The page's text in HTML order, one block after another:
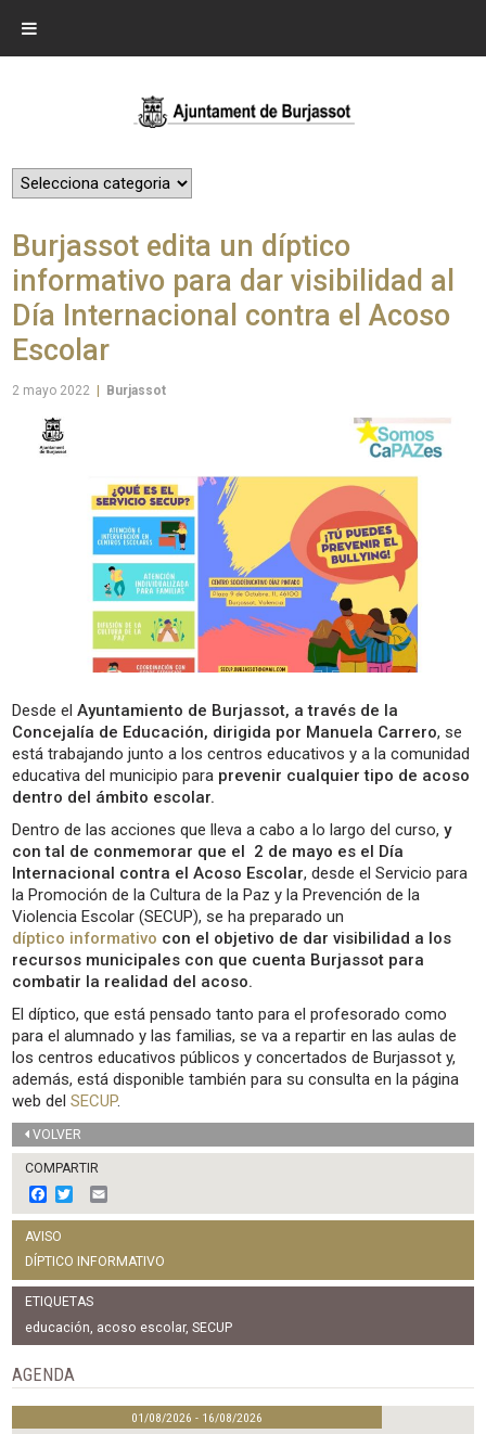
Burjassot edita un díptico
informativo para dar visibilidad al
Día Internacional contra el Acoso
Escolar
2 mayo 2022 Burjassot
Desde elAyuntamiento de Burjassot, a través de la
Concejalía de Educación, dirigida por Manuela Carrero, se
está trabajando junto a los centros educativos y a la comunidad
educativa del municipio para prevenir cualquier tipo de acoso
dentro del ámbito escolar.
Dentro de las acciones que lleva a cabo a lo largo del curso,y
con tal de conmemorar que el 2 de mayo es el Día
Internacional contra el Acoso Escolar, desde el Servicio para
la Promoción de la Cultura de la Paz y la Prevención de la
Violencia Escolar (SECUP), se ha preparado un
díptico informativo con el objetivo de dar visibilidad a los
recursos municipales con que cuenta Burjassot para
combatir la realidad del acoso.
El díptico, que está pensado tanto para el profesorado como
para el alumnado y las familias, se va a repartir en las aulas de
los centros educativos públicos y concertados de Burjassot y,
además, está disponible también para su consulta en la página
web delSECUP.
VOLVER
COMPARTIR
F
a
c
e
b
o
o
k
w
t
e
r
m
l
AVISO
DÍPTICO INFORMATIVO
ETIQUETAS
educación acoso escolar,SECUP
AGENDA
01/08/2026 - 16/08/2026